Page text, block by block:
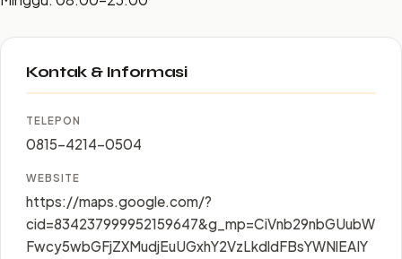
Kontak & Informasi
TELEPON
0815-4214-0504
WEBSITE
https://maps.google.com/?
cid=834237999952159647&g_mp=CiVnb29nbGUubW
Fwcy5wbGFjZXMudjEuUGxhY2VzLkdldFBsYWNlEAIY